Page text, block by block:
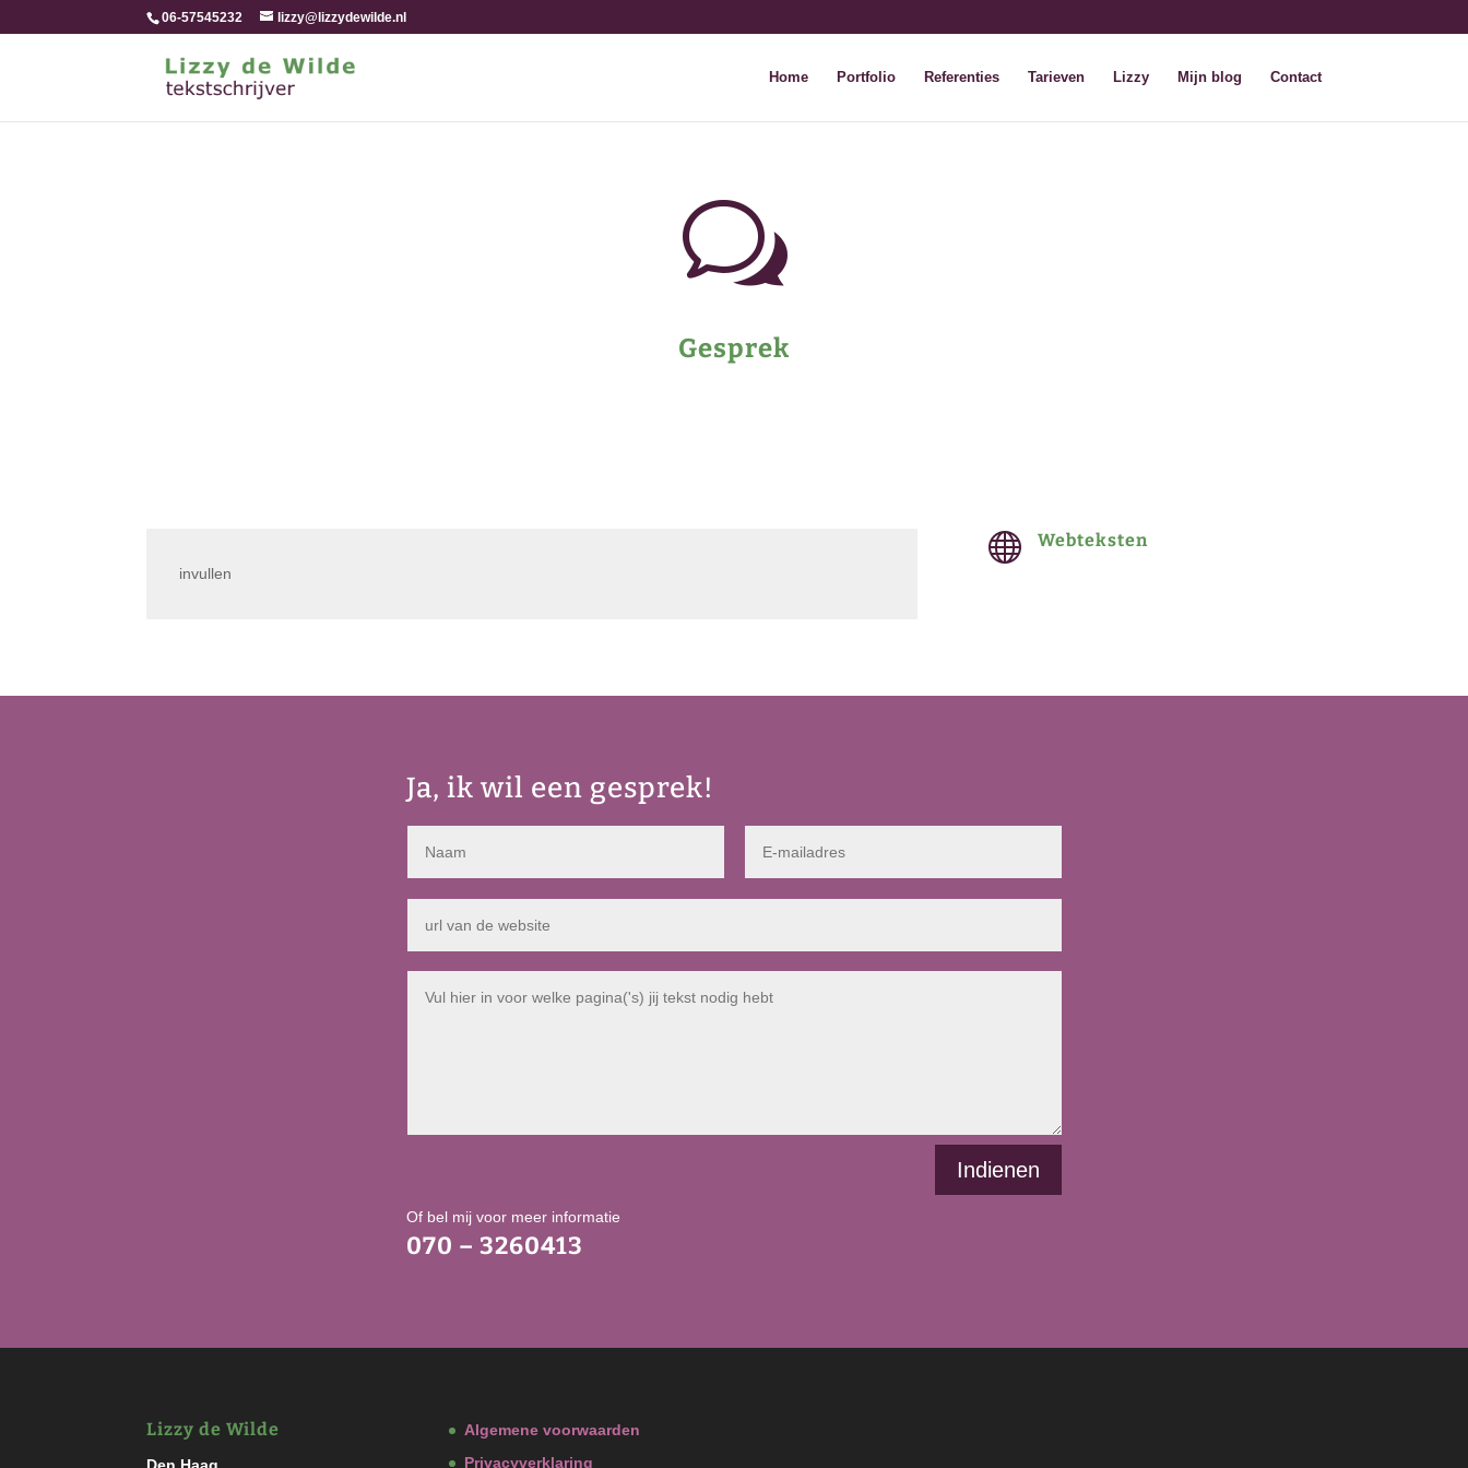
06-57545232 lizzy@lizzydewilde.nl
Home Portfolio Referenties Tarieven Lizzy Mijn blog Contact
w
Gesprek
invullen
 Webteksten
Ja, ik wil een gesprek!
Indienen
Of bel mij voor meer informatie
070 – 3260413
Lizzy de Wilde
Algemene voorwaarden
Privacyverklaring